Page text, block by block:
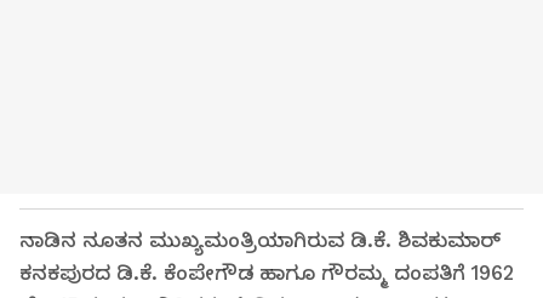
ನಾಡಿನ ನೂತನ ಮುಖ್ಯಮಂತ್ರಿಯಾಗಿರುವ ಡಿ.ಕೆ. ಶಿವಕುಮಾರ್‌
ಕನಕಪುರದ ಡಿ.ಕೆ. ಕೆಂಪೇಗೌಡ ಹಾಗೂ ಗೌರಮ್ಮ ದಂಪತಿಗೆ 1962